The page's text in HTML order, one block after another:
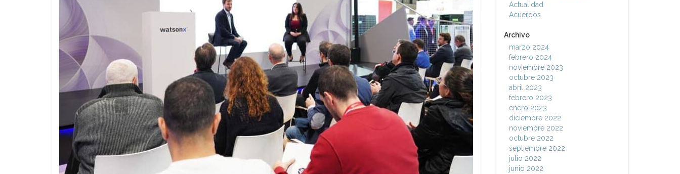
Actualidad
Acuerdos
Archivo
marzo 2024
febrero 2024
noviembre 2023
octubre 2023
abril 2023
febrero 2023
enero 2023
diciembre 2022
noviembre 2022
octubre 2022
septiembre 2022
julio 2022
junio 2022